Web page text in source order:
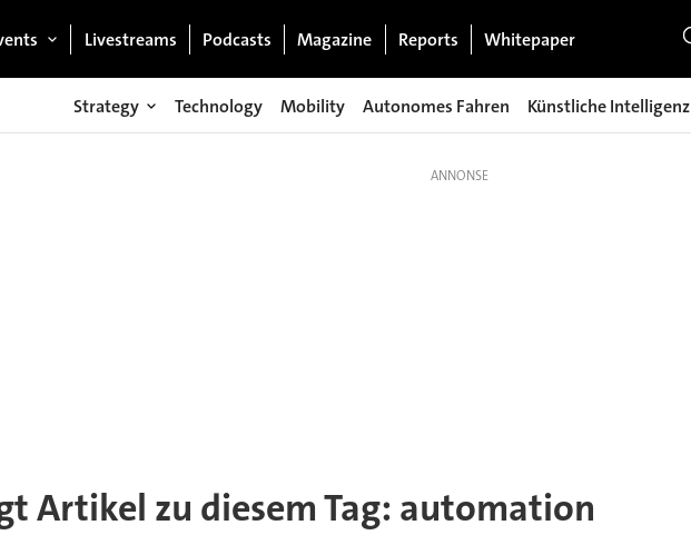
Livestreams Podcasts Magazine Reports Whitepaper
Strategy Technology Mobility Autonomes Fahren Künstliche Intelligenz
Artikel zu diesem Tag: automation